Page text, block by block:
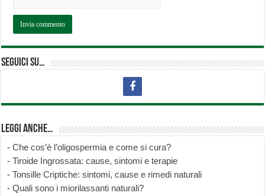
Seguici su…
Leggi anche…
-Che cos’è l’oligospermia e come si cura?
-Tiroide Ingrossata: cause, sintomi e terapie
-Tonsille Criptiche: sintomi, cause e rimedi naturali
-Quali sono i miorilassanti naturali?